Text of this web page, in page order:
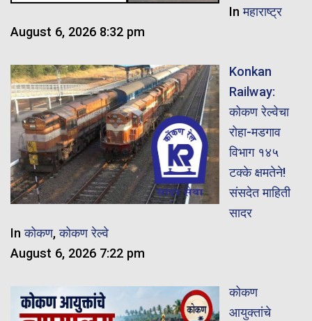
Inमहाराष्ट्र
August 6, 2026 8:32 pm
Konkan
Railway:
कोकण रेल्वेचा
रोहा-मडगाव
विभाग १४५
टक्के क्षमतेने!
संसदेत माहिती
सादर
Inकोकण,कोकण रेल्वे
August 6, 2026 7:22 pm
कोकण
आयुक्तांचे